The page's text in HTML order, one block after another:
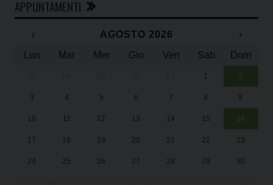
APPUNTAMENTI
‹ AGOSTO 2026
›
Lun
Mar Mer Gio Ven Sab Dom
1 2
3 4 5 6 7 8 9
10 11 12 13 14 15 16
17 18 19 20 21 22 23
24 25 26 27 28 29 30